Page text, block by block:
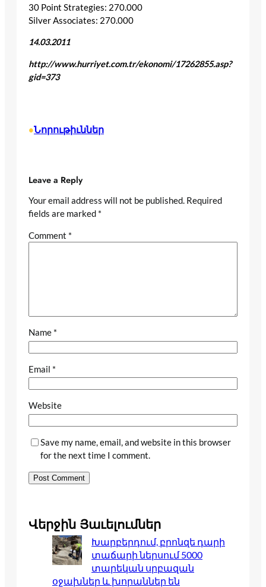
30 Point Strategies: 270.000
Silver Associates: 270.000
14.03.2011
http://www.hurriyet.com.tr/ekonomi/17262855.asp?
gid=373
•Նորութիւններ
Leave a Reply
Your email address will not be published. Required
fields are marked *
Comment *
Name *
Email *
Website
Save my name, email, and website in this browser
for the next time I comment.
Վերջին Յաւելումներ
Խարբերդում, բրոնզե դարի
տաճարի ներսում 5000
տարեկան սրբազան
օջախներ և խորաններ են